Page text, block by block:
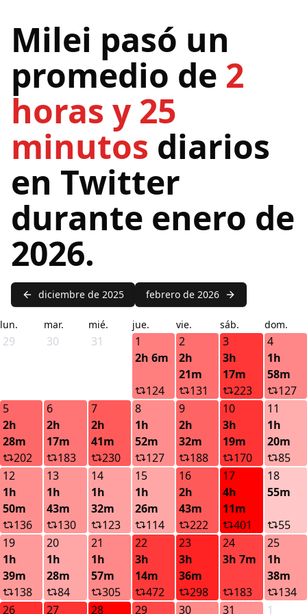
Milei pasó un
promedio de 2
horas y 25
minutos diarios
en Twitter
durante enero de
2026.
diciembre de 2025 febrero de 2026
lun. mar. mié. jue. vie. sáb. dom.
29 30 31
1
2h 6m
124
2
2h
21m
131
3
3h
17m
223
4
1h
58m
127
5
2h
28m
202
6
2h
17m
183
7
2h
41m
230
8
1h
52m
127
9
2h
32m
188
10
3h
19m
170
11
1h
20m
85
12
1h
50m
136
13
1h
43m
130
14
1h
32m
123
15
1h
26m
114
16
2h
43m
222
17
4h
11m
401
18
55m
55
19
1h
39m
138
20
1h
28m
84
21
1h
57m
305
22
3h
14m
472
23
3h
36m
298
24
3h 7m
183
25
1h
38m
134
26
27 28 29 30 31 1